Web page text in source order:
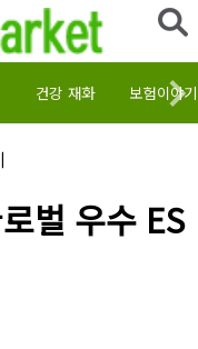
건강 재화 보험이야기
벌 우수 ES